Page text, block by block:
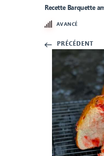
Recette Barquette
AVANCÉ
PRÉCÉDENT